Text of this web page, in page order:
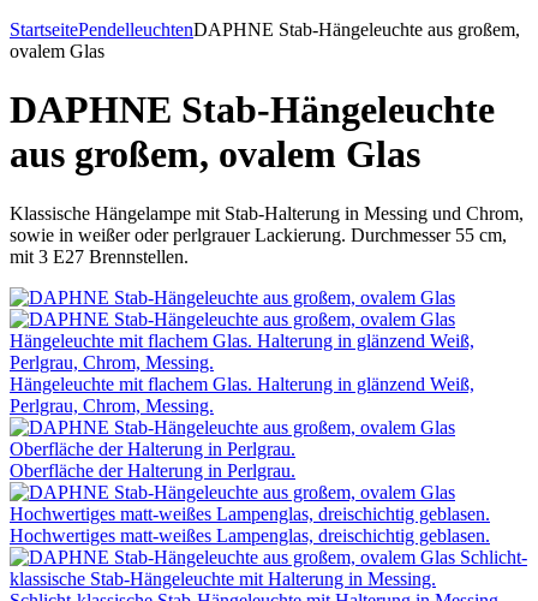
StartseitePendelleuchtenDAPHNE Stab-Hängeleuchte aus großem,
ovalem Glas
DAPHNE Stab-Hängeleuchte
aus großem, ovalem Glas
Klassische Hängelampe mit Stab-Halterung in Messing und Chrom,
sowie in weißer oder perlgrauer Lackierung. Durchmesser 55 cm,
mit 3 E27 Brennstellen.
Hängeleuchte mit flachem Glas. Halterung in glänzend Weiß,
Perlgrau, Chrom, Messing.
Oberfläche der Halterung in Perlgrau.
Hochwertiges matt-weißes Lampenglas, dreischichtig geblasen.